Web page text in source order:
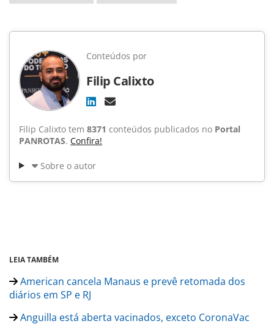
Conteúdos por
Filip Calixto
Filip Calixto tem 8371 conteúdos publicados no Portal
PANROTAS. Confira!
Sobre o autor
LEIA TAMBÉM
American cancela Manaus e prevê retomada dos
diários em SP e RJ
Anguilla está aberta vacinados, exceto CoronaVac